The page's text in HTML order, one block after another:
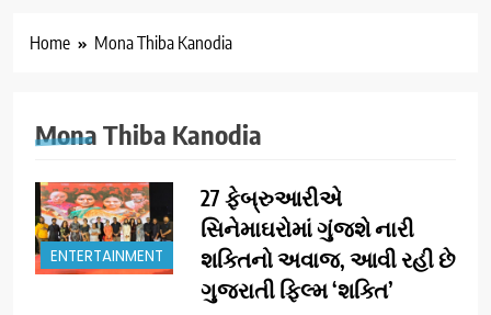
Home Mona Thiba Kanodia
Mona Thiba Kanodia
ENTERTAINMENT
27 ફેબ્રુઆરીએ
સિનેમાઘરોમાં ગુંજશે નારી
શક્તિનો અવાજ, આવી રહી છે
ગુજરાતી ફિલ્મ ‘શક્તિ’